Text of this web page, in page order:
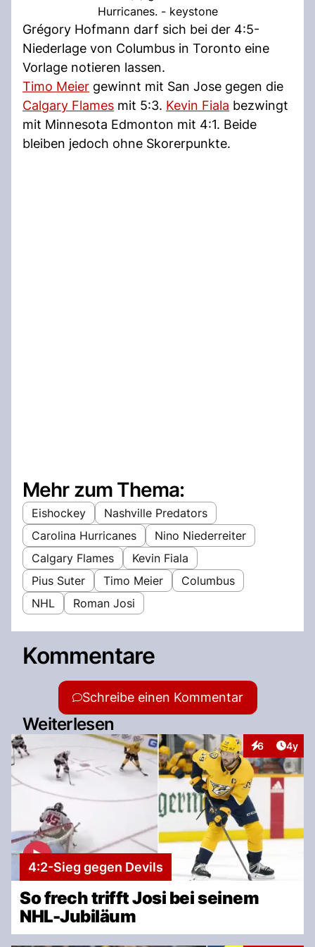
Hurricanes. - keystone
Grégory Hofmann darf sich bei der 4:5-
Niederlage von Columbus in Toronto eine
Vorlage notieren lassen.
Timo Meier gewinnt mit San Jose gegen die
Calgary Flames mit 5:3. Kevin Fiala bezwingt
mit Minnesota Edmonton mit 4:1. Beide
bleiben jedoch ohne Skorerpunkte.
Mehr zum Thema:
Eishockey
Nashville Predators
Carolina Hurricanes
Nino Niederreiter
Calgary Flames
Kevin Fiala
Pius Suter
Timo Meier
Columbus
NHL
Roman Josi
Kommentare
Schreibe einen Kommentar
Weiterlesen
6
Interaktionen
4y
4:2-Sieg gegen Devils
So frech trifft Josi bei seinem
NHL-Jubiläum